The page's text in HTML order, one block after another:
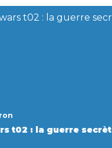
t02 : la guerre